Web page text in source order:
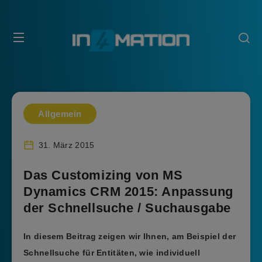
Allgemein
31. März 2015
Das Customizing von MS
Dynamics CRM 2015: Anpassung
der Schnellsuche / Suchausgabe
In diesem Beitrag zeigen wir Ihnen, am Beispiel der
Schnellsuche für Entitäten, wie individuell